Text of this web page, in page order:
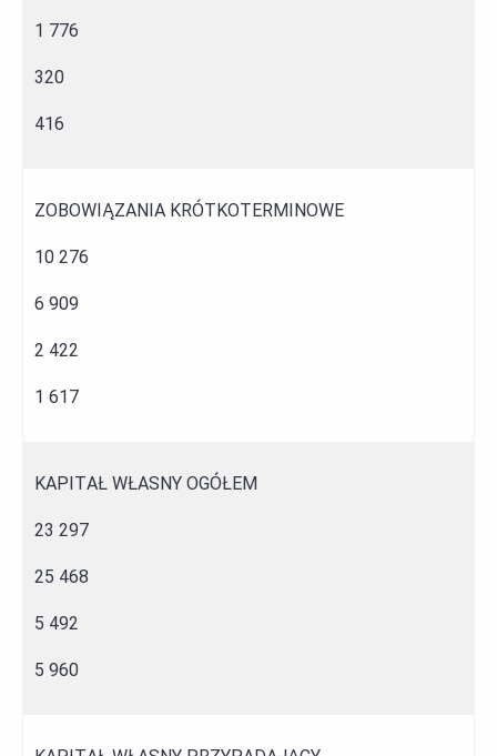
1 776
320
416
ZOBOWIĄZANIA KRÓTKOTERMINOWE
10 276
6 909
2 422
1 617
KAPITAŁ WŁASNY OGÓŁEM
23 297
25 468
5 492
5 960